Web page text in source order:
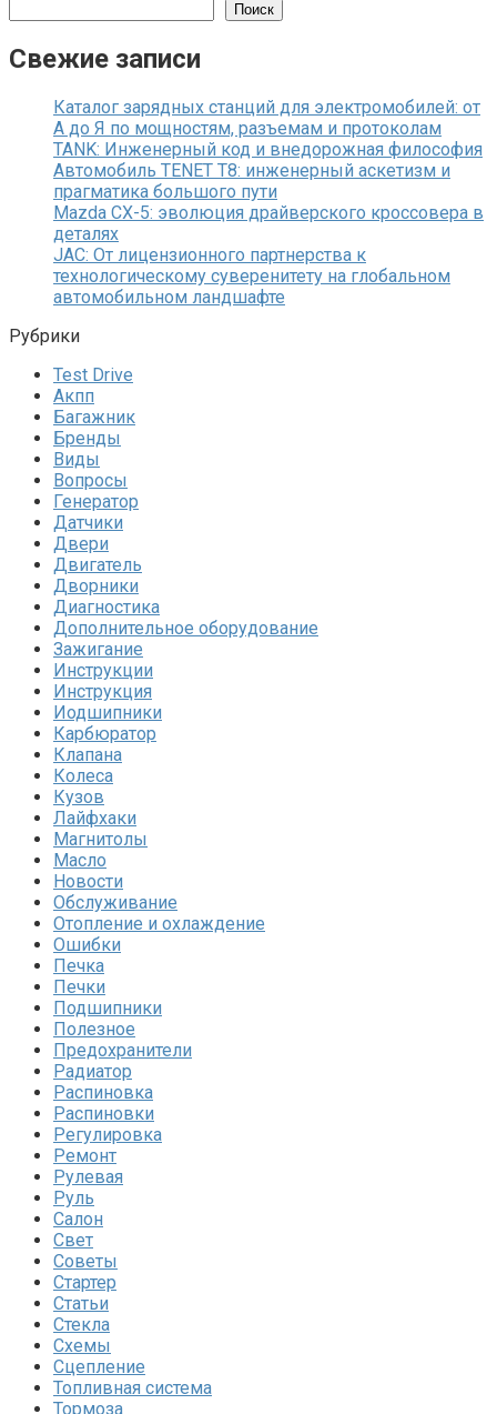
Поиск
Свежие записи
Каталог зарядных станций для электромобилей: от
А до Я по мощностям, разъемам и протоколам
TANK: Инженерный код и внедорожная философия
Автомобиль TENET T8: инженерный аскетизм и
прагматика большого пути
Mazda CX-5: эволюция драйверского кроссовера в
деталях
JAC: От лицензионного партнерства к
технологическому суверенитету на глобальном
автомобильном ландшафте
Рубрики
Test Drive
Акпп
Багажник
Бренды
Виды
Вопросы
Генератор
Датчики
Двери
Двигатель
Дворники
Диагностика
Дополнительное оборудование
Зажигание
Инструкции
Инструкция
Иодшипники
Карбюратор
Клапана
Колеса
Кузов
Лайфхаки
Магнитолы
Масло
Новости
Обслуживание
Отопление и охлаждение
Ошибки
Печка
Печки
Подшипники
Полезное
Предохранители
Радиатор
Распиновка
Распиновки
Регулировка
Ремонт
Рулевая
Руль
Салон
Свет
Советы
Стартер
Статьи
Стекла
Схемы
Сцепление
Топливная система
Тормоза